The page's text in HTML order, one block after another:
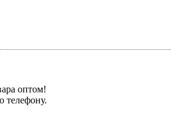
оптом!
телефону.